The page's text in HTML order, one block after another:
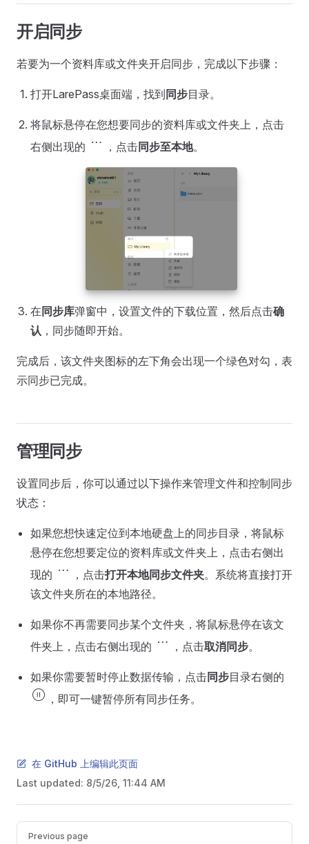
开启同步
若要为一个资料库或文件夹开启同步，完成以下步骤：
打开LarePass桌面端，找到同步目录。
将鼠标悬停在您想要同步的资料库或文件夹上，点击
右侧出现的 more_horiz ，点击同步至本地。
在同步库弹窗中，设置文件的下载位置，然后点击确
认 ，同步随即开始。
完成后，该文件夹图标的左下角会出现一个绿色对勾，表
示同步已完成。
管理同步
设置同步后，你可以通过以下操作来管理文件和控制同步
状态：
如果您想快速定位到本地硬盘上的同步目录，将鼠标
悬停在您想要定位的资料库或文件夹上，点击右侧出
现的 more_horiz ，点击打开本地同步文件夹。系统将直接打开
该文件夹所在的本地路径。
如果你不再需要同步某个文件夹，将鼠标悬停在该文
件夹上，点击右侧出现的 more_horiz ，点击取消同步。
如果你需要暂时停止数据传输，点击同步目录右侧的
pause_circle ，即可一键暂停所有同步任务。
在 GitHub 上编辑此页面
Last updated: 8/5/26, 11:44 AM
PagerPrevious page